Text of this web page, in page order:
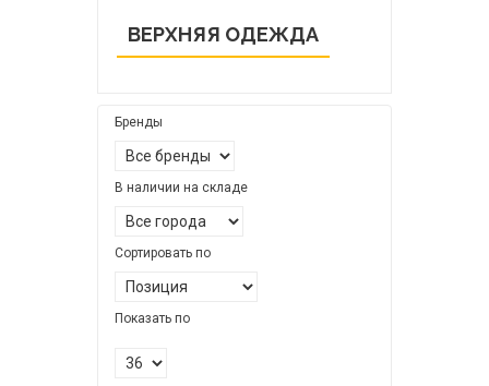
ВЕРХНЯЯ ОДЕЖДА
Бренды
В наличии на складе
Сортировать по
Показать по